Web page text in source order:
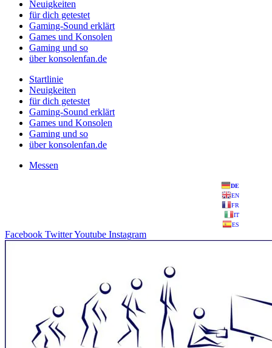
Neuigkeiten
für dich getestet
Gaming-Sound erklärt
Games und Konsolen
Gaming und so
über konsolenfan.de
Startlinie
Neuigkeiten
für dich getestet
Gaming-Sound erklärt
Games und Konsolen
Gaming und so
über konsolenfan.de
Messen
DE
EN
FR
IT
ES
Facebook TwitterYoutube Instagram